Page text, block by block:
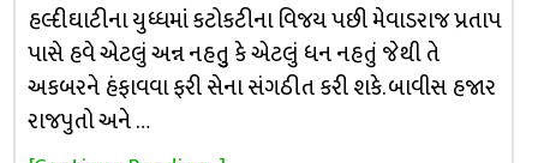
હલ્દીઘાટીના યુધ્ધમાં કટોકટીના વિજય પછી મેવાડરાજ પ્રતાપ
પાસે હવે એટલું અન્ન નહતુુ કે એટલું ધન નહતું જેથી તે
અકબરને હંફાવવા ફરી સેના સંગઠીત કરી શકે. બાવીસ હજાર
રાજપુતો અને …